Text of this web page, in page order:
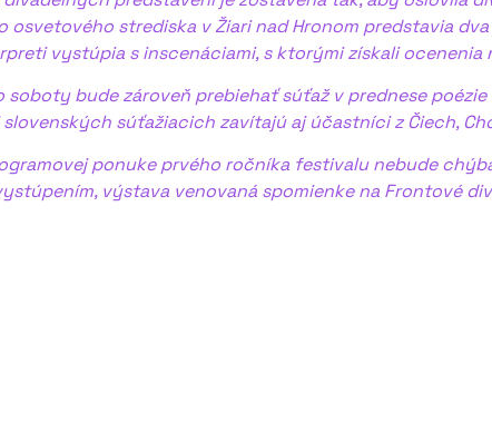
osvetového strediska v Žiari nad Hronom predstavia
vystúpia s inscenáciami, s ktorými získali
soboty bude zároveň prebiehať súťaž v prednese
slovenských súťažiacich zavítajú aj účastníci z Čiech,
ponuke prvého ročníka festivalu nebude
výstava venovaná spomienke na Frontové